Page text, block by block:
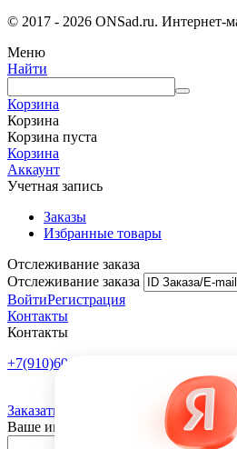
© 2017 - 2026 ONSad.ru. Интернет-
Меню
Найти
Корзина
Корзина
Корзина пуста
Корзина
Аккаунт
Учетная запись
Заказы
Избранные товары
Отслеживание заказа
Отслеживание заказа
ВойтиРегистрация
Контакты
Контакты
+7(910)601-10-10
Заказать обратный звонок
Ваше имя